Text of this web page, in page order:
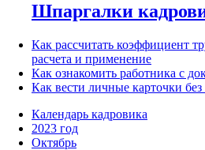
Шпаргалки
Как рассчитать коэффициент
расчета и применение
Как ознакомить работника с
Как вести личные карточки без
Календарь кадровика
2023 год
Октябрь